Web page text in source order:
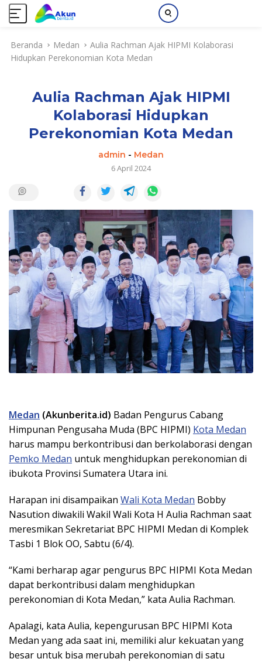
Beranda Medan
Aulia Rachman Ajak HIPMI Kolaborasi
Hidupkan Perekonomian Kota Medan
Aulia Rachman Ajak HIPMI
Kolaborasi Hidupkan
Perekonomian Kota Medan
admin - Medan
6 April 2024
Medan (Akunberita.id) Badan Pengurus Cabang
Himpunan Pengusaha Muda (BPC HIPMI) Kota Medan
harus mampu berkontribusi dan berkolaborasi dengan
Pemko Medan untuk menghidupkan perekonomian di
ibukota Provinsi Sumatera Utara ini.
Harapan ini disampaikan Wali Kota Medan Bobby
Nasution diwakili Wakil Wali Kota H Aulia Rachman saat
meresmikan Sekretariat BPC HIPMI Medan di Komplek
Tasbi 1 Blok OO, Sabtu (6/4).
“Kami berharap agar pengurus BPC HIPMI Kota Medan
dapat berkontribusi dalam menghidupkan
perekonomian di Kota Medan,” kata Aulia Rachman.
Apalagi, kata Aulia, kepengurusan BPC HIPMI Kota
Medan yang ada saat ini, memiliki alur kekuatan yang
besar untuk bisa merubah perekonomian di satu